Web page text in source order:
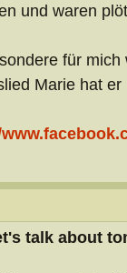
und waren
für
Marie hat
talk about